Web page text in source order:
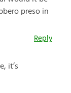
preso in
Reply
it’s